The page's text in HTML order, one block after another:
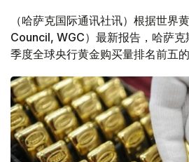
（哈萨克国际通讯社讯）根据世界
Council, WGC）最新报告，哈萨
季度全球央行黄金购买量排名前五的